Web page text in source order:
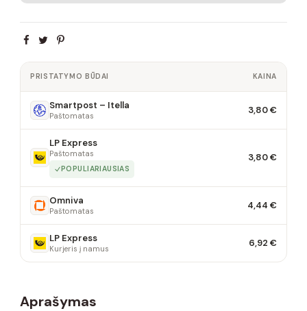
PRISTATYMO BŪDAI KAINA
Smartpost – Itella
Paštomatas 3,80 €
LP Express
Paštomatas
POPULIARIAUSIAS
3,80 €
Omniva
Paštomatas 4,44 €
LP Express
Kurjeris į namus 6,92 €
Aprašymas